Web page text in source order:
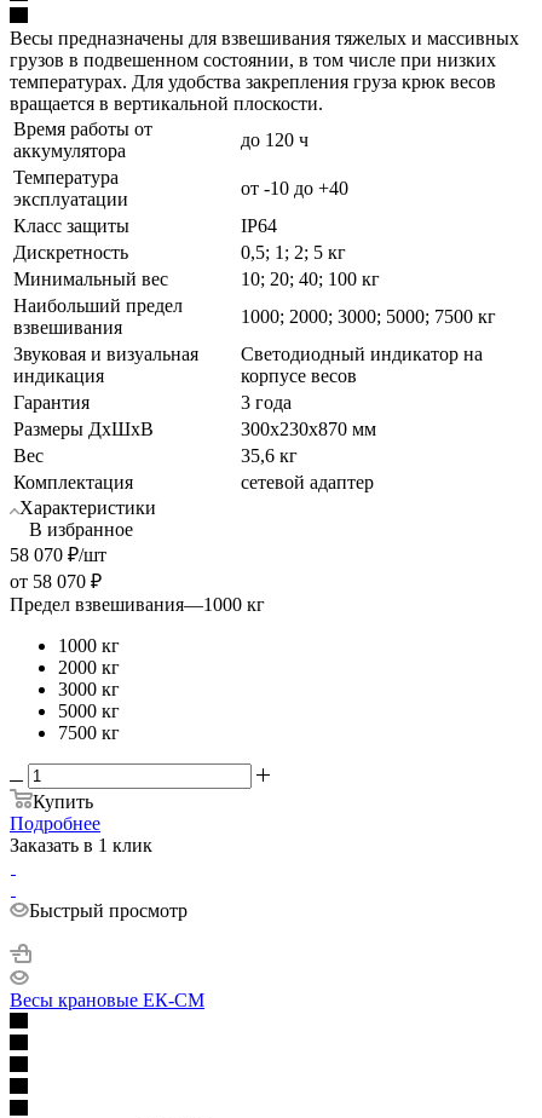
Весы предназначены для взвешивания тяжелых и массивных
грузов в подвешенном состоянии, в том числе при низких
температурах. Для удобства закрепления груза крюк весов
вращается в вертикальной плоскости.
Время работы от
аккумулятора
до 120 ч
Температура
эксплуатации
от -10 до +40
Класс защиты
IP64
Дискретность
0,5; 1; 2; 5 кг
Минимальный вес
10; 20; 40; 100 кг
Наибольший предел
взвешивания
1000; 2000; 3000; 5000; 7500 кг
Звуковая и визуальная
индикация
Светодиодный индикатор на
корпусе весов
Гарантия
3 года
Размеры ДхШхВ
300х230х870 мм
Вес
35,6 кг
Комплектация
сетевой адаптер
Характеристики
В избранное
58 070 ₽/шт
от 58 070 ₽
Предел взвешивания—1000 кг
1000 кг
2000 кг
3000 кг
5000 кг
7500 кг
Купить
Подробнее
Заказать в 1 клик
Быстрый просмотр
Весы крановые ЕК-СМ